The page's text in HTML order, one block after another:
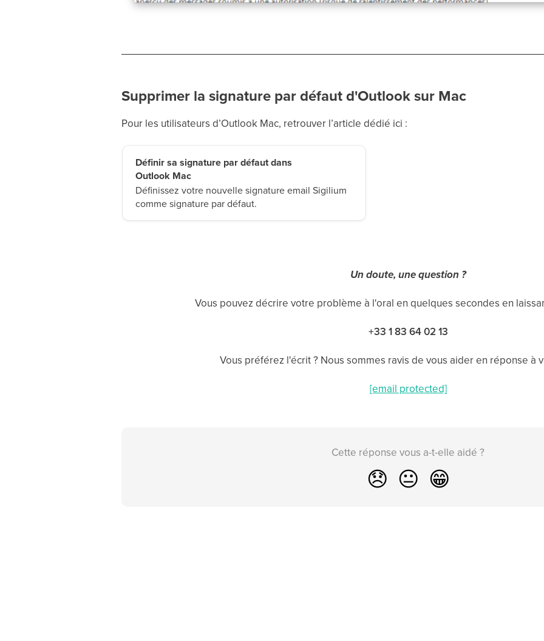
Supprimer la signature par défaut d'Outlook sur Mac
Pour les utilisateurs d’Outlook Mac, retrouver l’article dédié ici :
Définir sa signature par défaut dans
Outlook Mac
Définissez votre nouvelle signature email Sigilium
comme signature par défaut.
Un doute, une question ?
Vous pouvez décrire votre problème à l'oral en quelques secondes en
+33 1 83 64 02 13
Vous préférez l'écrit ? Nous sommes ravis de vous aider en réponse à
[email protected]
Cette réponse vous a-t-elle aidé ?
😞 😐 😁